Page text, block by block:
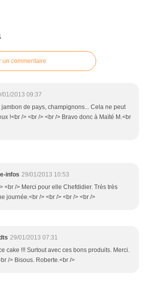
un commentaire
01/2013 09:37
jambon de pays, champignons... Cela ne peut
!<br /> <br /> <br /> Bravo donc à Maïté M.<br
infos 29/01/2013 10:53
<br /> Merci pour elle Chefdidier. Très très
journée.<br /> <br /> <br /> <br />
29/01/2013 07:31
cake !!! Surtout avec ces bons produits. Merci.
/> Bisous. Roberte.<br />